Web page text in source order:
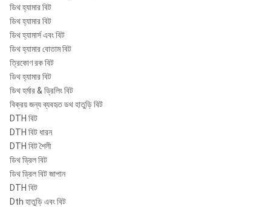
ডিথ হ্যামার বিট
ডিথ হ্যামার বিট
ডিথ হ্যামার্স এবং বিট
ডিথ হ্যামার বোতাম বিট
ত্রিকোণ রক বিট
ডিথ হ্যামার বিট
ডিথ হর্মার & ড্রিলিং বিট
বিক্রয় জন্য ব্যবহৃত ডথ হাতুড়ি বিট
DTH বিট
DTH বিট ধারন
DTH বিট শৈলী
ডিথ ড্রিল বিট
ডিথ ড্রিল বিট জাপান
DTH বিট
Dth হাতুড়ি এবং বিট